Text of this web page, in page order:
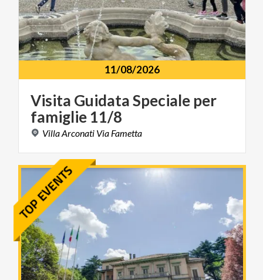
11/08/2026
Visita GuidataSpeciale per
famiglie 11/8
VillaArconati Via Fametta